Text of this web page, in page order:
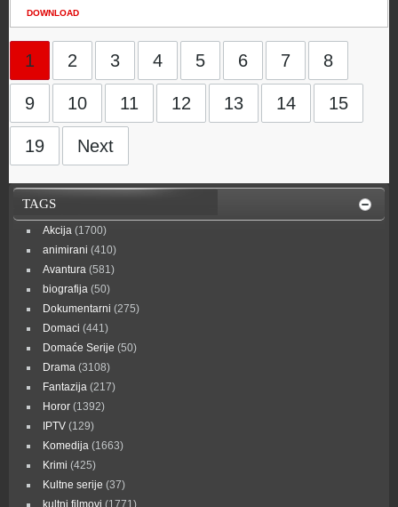
DOWNLOAD
1 2 3 4 5 6 7 8
9 10 11 12 13 14 15
19 Next
TAGS
Akcija (1700)
animirani (410)
Avantura (581)
biografija (50)
Dokumentarni (275)
Domaci (441)
Domaće Serije (50)
Drama (3108)
Fantazija (217)
Horor (1392)
IPTV (129)
Komedija (1663)
Krimi (425)
Kultne serije (37)
kultni filmovi (1771)